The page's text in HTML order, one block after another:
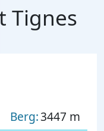
Tignes
Berg:3447 m